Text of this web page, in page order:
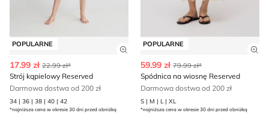
POPULARNE
Zobacz szczegóły produktu
17.99 zł 22.99 zł*
Strój kąpielowy Reserved
Darmowa dostwa od 200 zł
34 | 36 | 38 | 40 | 42
*najniższa cena w okresie 30 dni przed obniżką
POPULARNE
59.99 zł 79.99 zł*
Spódnica na wiosnę Reserved
Darmowa dostwa od 200 zł
S | M | L | XL
*najniższa cena w okresie 30 dni przed obniżką